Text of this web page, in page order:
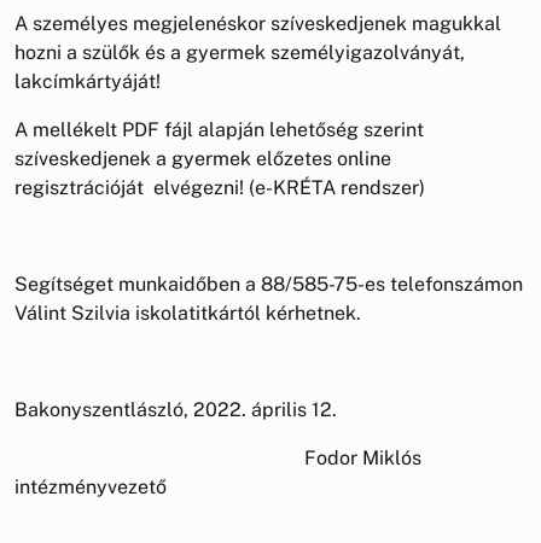
A személyes megjelenéskor szíveskedjenek magukkal
hozni a szülők és a gyermek személyigazolványát,
lakcímkártyáját!
A mellékelt PDF fájl alapján lehetőség szerint
szíveskedjenek a gyermek előzetes online
regisztrációját elvégezni! (e-KRÉTA rendszer)
Segítséget munkaidőben a 88/585-75-es telefonszámon
Válint Szilvia iskolatitkártól kérhetnek.
Bakonyszentlászló, 2022. április 12.
Fodor Miklós
intézményvezető